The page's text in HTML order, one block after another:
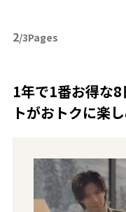
2/3Pages
1年で1番お得な
トがおトクに楽